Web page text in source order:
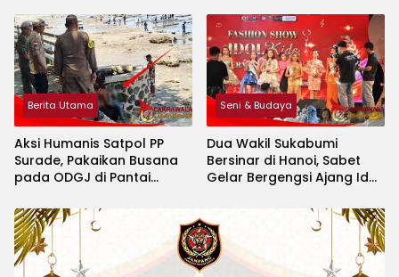
Berita Utama
Aksi Humanis Satpol PP
Surade, Pakaikan Busana
pada ODGJ di Pantai
Seni & Budaya
Dua Wakil Sukabumi
Bersinar di Hanoi, Sabet
Gelar Bergengsi Ajang Idol